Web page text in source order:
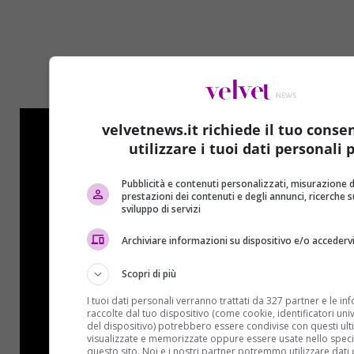
velvetnews.it richiede il tuo
utilizzare i tuoi dati personali
Pubblicità e contenuti personalizzati, misurazione
prestazioni dei contenuti e degli annunci, ricerche
sviluppo di servizi
Archiviare informazioni su dispositivo e/o accedervi
Scopri di più
I tuoi dati personali verranno trattati da 327 partner e le
raccolte dal tuo dispositivo (come cookie, identificatori
del dispositivo) potrebbero essere condivise con questi
visualizzate e memorizzate oppure essere usate nello
questo sito. Noi e i nostri partner potremmo utilizzare dati